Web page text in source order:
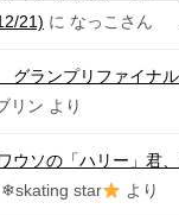
21) に なっこさん
グランプリファイ
リン より
ウソの「ハリー」君
❄skating star より